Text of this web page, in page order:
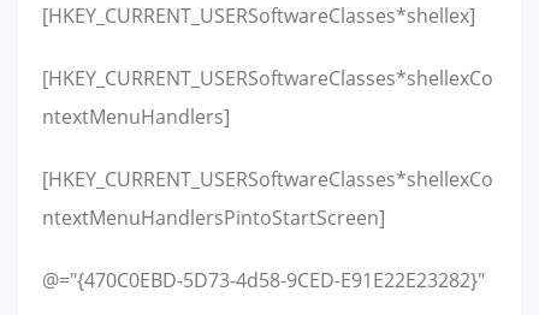
[HKEY_CURRENT_USERSoftwareClasses*shellex]
[HKEY_CURRENT_USERSoftwareClasses*shellexCo
ntextMenuHandlers]
[HKEY_CURRENT_USERSoftwareClasses*shellexCo
ntextMenuHandlersPintoStartScreen]
@="{470C0EBD-5D73-4d58-9CED-E91E22E23282}"